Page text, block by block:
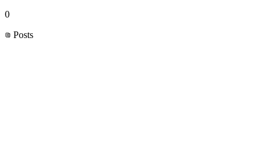
0
Posts